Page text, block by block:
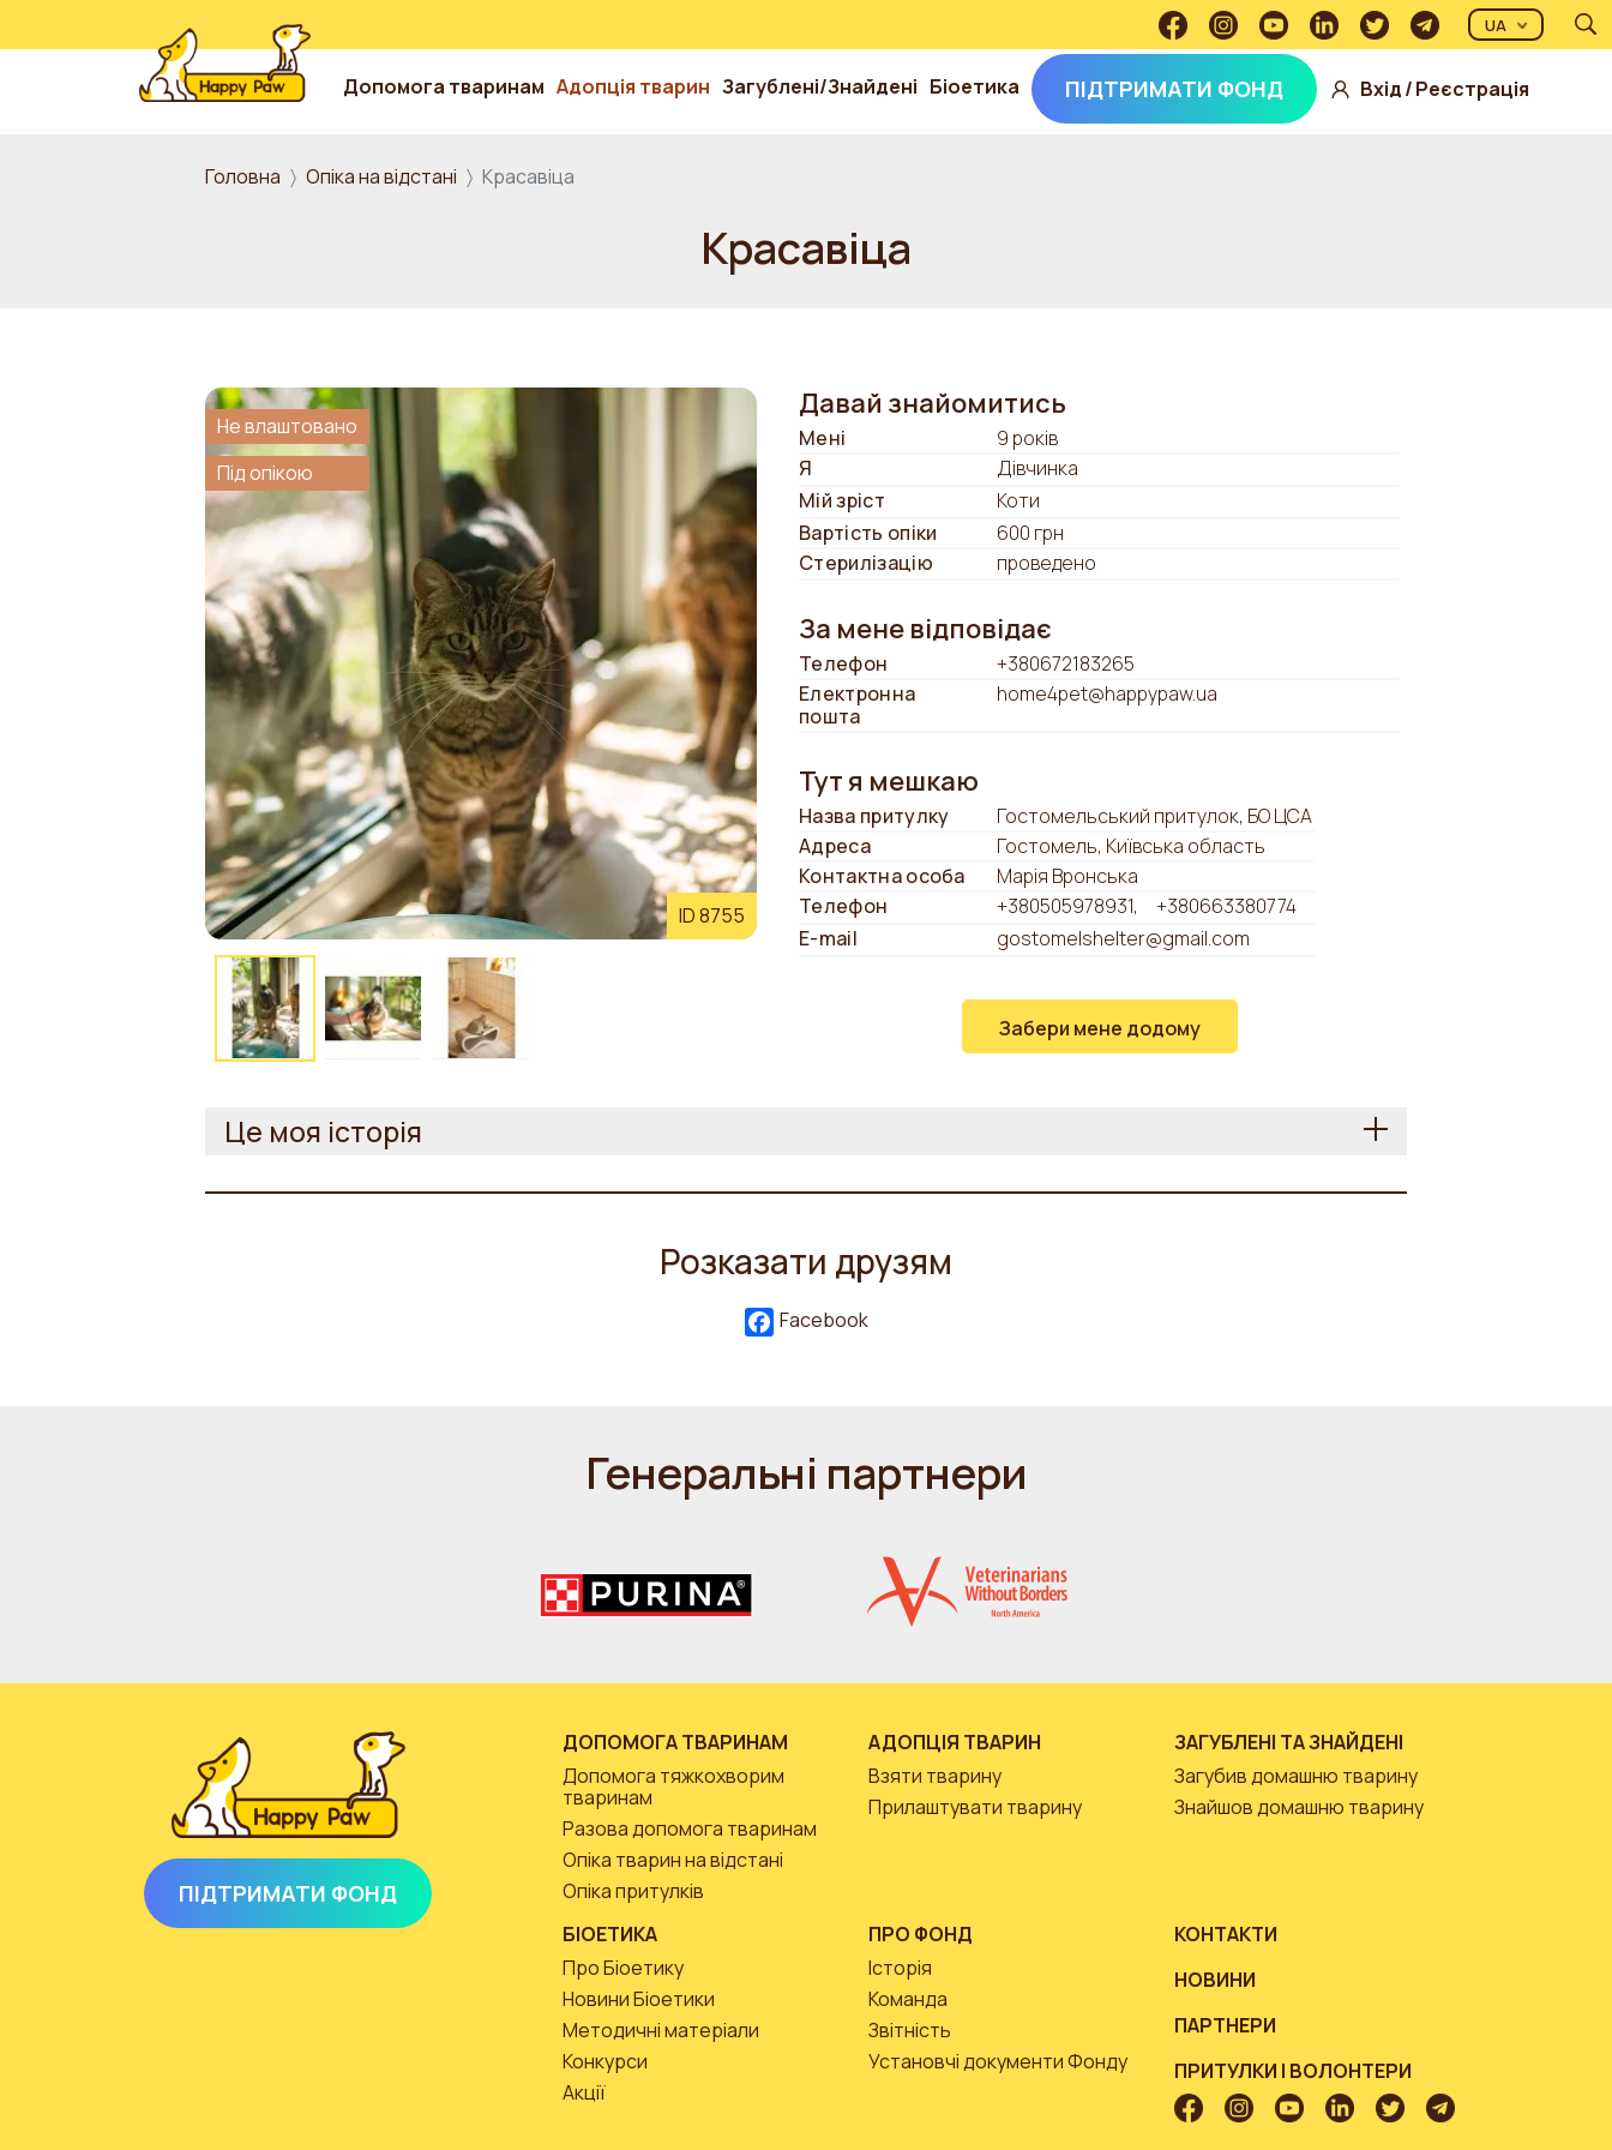
Допомога тваринам Адопція тварин Загублені/Знайдені Біоетика ПІДТРИМАТИ ФОНД Вхід/Реєстрація
UA
Головна Опіка на відстані Красавіца
Красавіца
ID 8755
Не влаштовано
Під опікою
Давай знайомитись
Мені
9 років
Я
Дівчинка
Мій зріст
Коти
Вартість опіки
600 грн
Стерилізацію
проведено
За мене відповідає
Телефон
+380672183265
Електронна
пошта
home4pet@happypaw.ua
Тут я мешкаю
Назва притулку
Гостомельський притулок, БО ЦСА
Адреса
Гостомель, Київська область
Контактна особа
Марія Вронська
Телефон
+380505978931
+380663380774
E-mail
gostomelshelter@gmail.com
Забери мене додому
Це моя історія
Розказати друзям
Facebook
Генеральні партнери
ПІДТРИМАТИ ФОНД
ДОПОМОГА ТВАРИНАМ
Допомога тяжкохворим
тваринам
Разова допомога тваринам
Опіка тварин на відстані
Опіка притулків
АДОПЦІЯ ТВАРИН
Взяти тварину
Прилаштувати тварину
ЗАГУБЛЕНІ ТА ЗНАЙДЕНІ
Загубив домашню тварину
Знайшов домашню тварину
БІОЕТИКА
Про Біоетику
Новини Біоетики
Методичні матеріали
Конкурси
Акції
ПРО ФОНД
Історія
Команда
Звітність
Установчі документи Фонду
КОНТАКТИ
НОВИНИ
ПАРТНЕРИ
ПРИТУЛКИ І ВОЛОНТЕРИ